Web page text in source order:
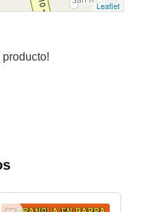
Leaflet
producto!